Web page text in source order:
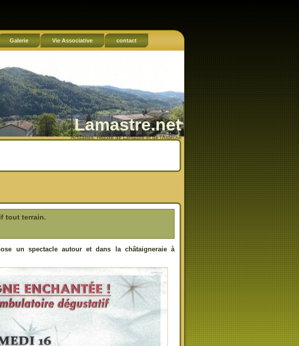
Galerie Vie Associative contact
Lamastre.net
Actualités, Histoire de Lamastre et de l'Ardèche
tout terrain.
un spectacle autour et dans la châtaigneraie à